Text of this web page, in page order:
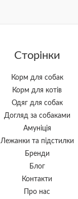
Сторінки
Корм для собак
Корм для котів
Одяг для собак
Догляд за собаками
Амуніція
Лежанки та підстилки
Бренди
Блог
Контакти
Про нас